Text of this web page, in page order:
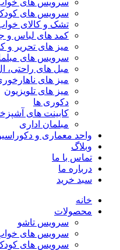
سرویس های
سرویس های
تشک و کالای
کمد های لباس و
میز های تحریر و
سرویس های
مبل های راحتی،
میز های
میز های تلویزیون
دکوری ها
کابینت های
مبلمان اداری
واحد معماری و
وبلاگ
تماس با ما
درباره ما
سبد خرید
خانه
محصولات
سرویس تاشو
سرویس های
سرویس های